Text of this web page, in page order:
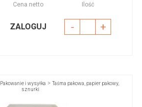
Cena netto Ilość
ZALOGUJ - +
Pakowanie i wysyłka >Taśma pakowa, papier pakowy,
sznurki